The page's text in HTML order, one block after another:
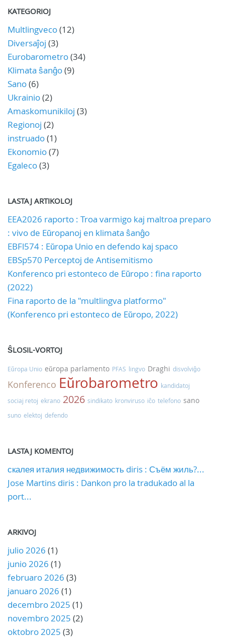
KATEGORIOJ
Multlingveco(12)
Diversaĵoj (3)
Eurobarometro(34)
Klimata ŝanĝo(9)
Sano(6)
Ukrainio(2)
Amaskomunikiloj (3)
Regionoj (2)
instruado(1)
Ekonomio(7)
Egaleco(3)
LASTAJ ARTIKOLOJ
EEA2026 raporto : Troa varmigo kaj maltroa preparo
: vivo de Eŭropanoj en klimata ŝanĝo
EBFl574 : Eŭropa Unio en defendo kaj spaco
EBSp570 Perceptoj de Antisemitismo
Konferenco pri estonteco de Eŭropo : fina raporto
(2022)
Fina raporto de la "multlingva platformo"
(Konferenco pri estonteco de Eŭropo, 2022)
ŜLOSIL-VORTOJ
Eŭropa Unio eŭropa parlamento PFAS lingvo Draghi disvolviĝo
Konferenco Eŭrobarometro kandidatoj
sociaj retoj ekrano 2026 sindikato kronviruso iĉo telefono sano
suno elektoj defendo
LASTAJ KOMENTOJ
скалея италия недвижимость diris : Съём жиль?...
Jose Martins diris : Dankon pro la tradukado al la
port...
ARKIVOJ
julio 2026 (1)
junio 2026 (1)
februaro 2026 (3)
januaro 2026 (1)
decembro 2025 (1)
novembro 2025 (2)
oktobro 2025 (3)